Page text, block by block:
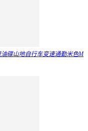
碟山地自行车变速通勤米色M